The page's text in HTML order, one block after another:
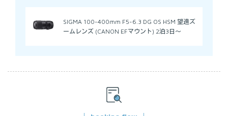
SIGMA 100-400mm F5-6.3 DG OS HSM 望遠ズ
ームレンズ (CANON EFマウント) 2泊3日～